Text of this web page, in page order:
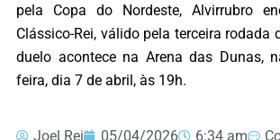
pela Copa do Nordeste, Alvirrubro
Clássico-Rei, válido pela terceira rodada
duelo acontece na Arena das Dunas,
feira, dia 7 de abril, às 19h.
Joel Rei 05/04/2026 6:34 am